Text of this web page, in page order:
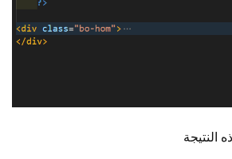
النتيجة